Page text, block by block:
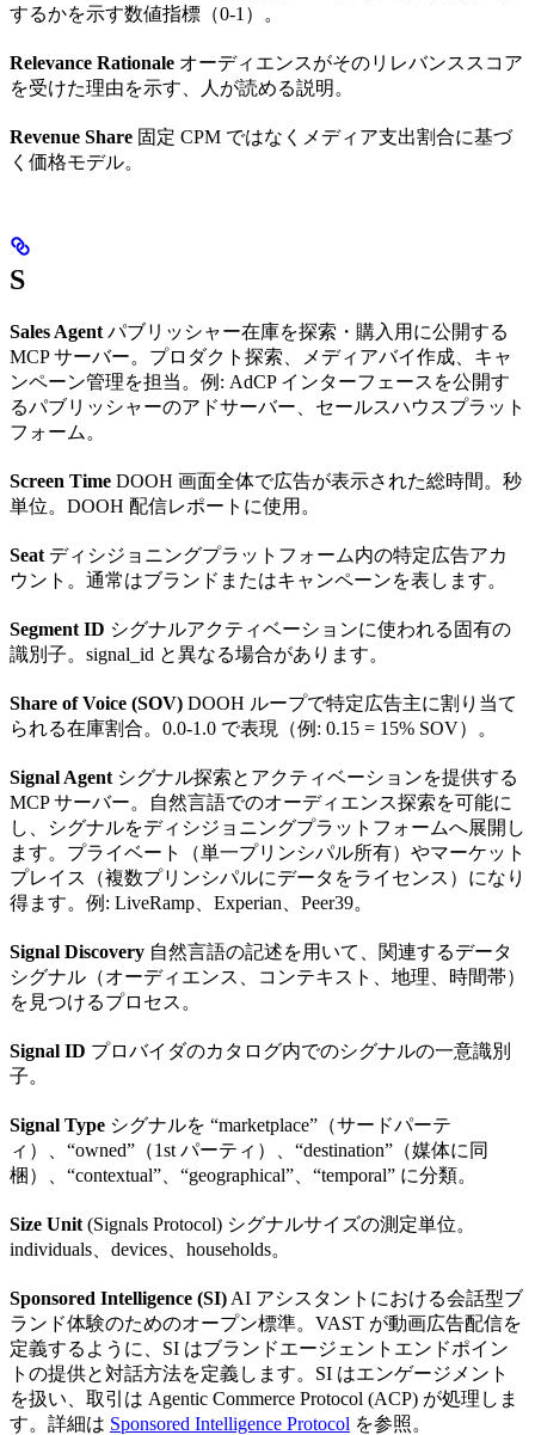
するかを示す数値指標（0-1）。
Relevance Rationale オーディエンスがそのリレバンススコア
を受けた理由を示す、人が読める説明。
Revenue Share 固定 CPM ではなくメディア支出割合に基づ
く価格モデル。
S
Sales Agent パブリッシャー在庫を探索・購入用に公開する
MCP サーバー。プロダクト探索、メディアバイ作成、キャ
ンペーン管理を担当。例: AdCP インターフェースを公開す
るパブリッシャーのアドサーバー、セールスハウスプラット
フォーム。
Screen Time DOOH 画面全体で広告が表示された総時間。秒
単位。DOOH 配信レポートに使用。
Seat ディシジョニングプラットフォーム内の特定広告アカ
ウント。通常はブランドまたはキャンペーンを表します。
Segment ID シグナルアクティベーションに使われる固有の
識別子。signal_id と異なる場合があります。
Share of Voice (SOV) DOOH ループで特定広告主に割り当て
られる在庫割合。0.0-1.0 で表現（例: 0.15 = 15% SOV）。
Signal Agent シグナル探索とアクティベーションを提供する
MCP サーバー。自然言語でのオーディエンス探索を可能に
し、シグナルをディシジョニングプラットフォームへ展開し
ます。プライベート（単一プリンシパル所有）やマーケット
プレイス（複数プリンシパルにデータをライセンス）になり
得ます。例: LiveRamp、Experian、Peer39。
Signal Discovery 自然言語の記述を用いて、関連するデータ
シグナル（オーディエンス、コンテキスト、地理、時間帯）
を見つけるプロセス。
Signal ID プロバイダのカタログ内でのシグナルの一意識別
子。
Signal Type シグナルを “marketplace”（サードパーテ
ィ）、“owned”（1st パーティ）、“destination”（媒体に同
梱）、“contextual”、“geographical”、“temporal” に分類。
Size Unit (Signals Protocol) シグナルサイズの測定単位。
individuals、devices、households。
Sponsored Intelligence (SI) AI アシスタントにおける会話型ブ
ランド体験のためのオープン標準。VAST が動画広告配信を
定義するように、SI はブランドエージェントエンドポイン
トの提供と対話方法を定義します。SI はエンゲージメント
を扱い、取引は Agentic Commerce Protocol (ACP) が処理しま
す。詳細は Sponsored Intelligence Protocol を参照。